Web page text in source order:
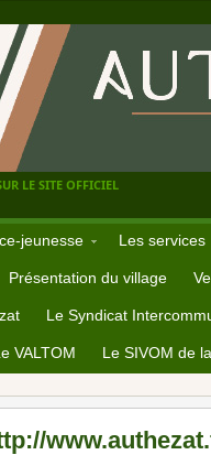
LE SITE OFFICIEL
jeunesse Les services
Présentation du village
Le Syndicat
VALTOM Le SIVOM de